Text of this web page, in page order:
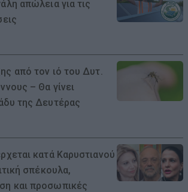
απώλεια για τις
από τον ιό του Δυτ.
– Θα γίνει
της Δευτέρας
κατά Καρυστιανού
σπέκουλα,
και προσωπικές